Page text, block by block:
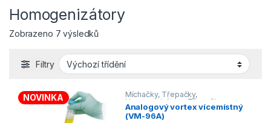
Homogenizátory
Zobrazeno 7 výsledků
Filtry
NOVINKA
Míchačky, Třepačky,
Homogenizátory
Třepačky
Vortexy
Analogový vortex vícemístný
(VM-96A)